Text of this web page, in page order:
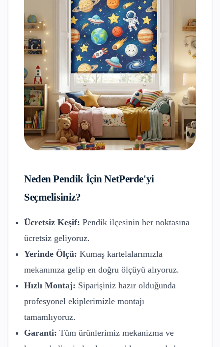
NedenPendikİçin NetPerde'yi
Seçmelisiniz?
Ücretsiz Keşif: Pendik ilçesinin her noktasına
ücretsiz geliyoruz.
Yerinde Ölçü: Kumaş kartelalarımızla
mekanınıza gelip en doğru ölçüyü alıyoruz.
Hızlı Montaj: Siparişiniz hazır olduğunda
profesyonel ekiplerimizle montajı
tamamlıyoruz.
Garanti: Tüm ürünlerimiz mekanizma ve